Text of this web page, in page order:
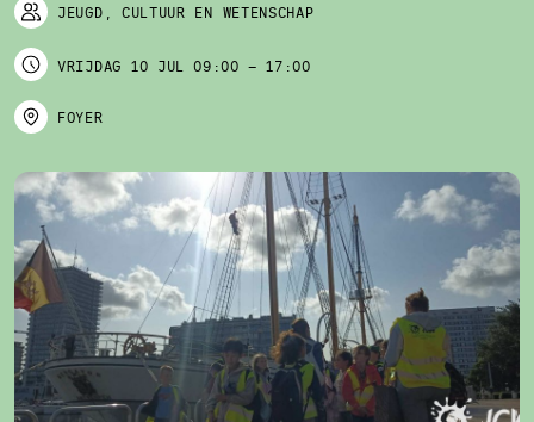
JEUGD, CULTUUR EN WETENSCHAP
VRIJDAG 10 JUL 09:00 – 17:00
FOYER